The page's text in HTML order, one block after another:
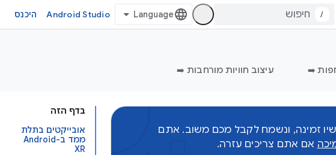
/
Android Studio היכנס
➡️ עיצוב חוויות מורחבות ➡️
בדף הזה
אובייקטים בתלת
ממד ב-Android
XR
זמינה, ונשמח לקבל מכם משוב. אתם
אם אתם צריכים עזרה.